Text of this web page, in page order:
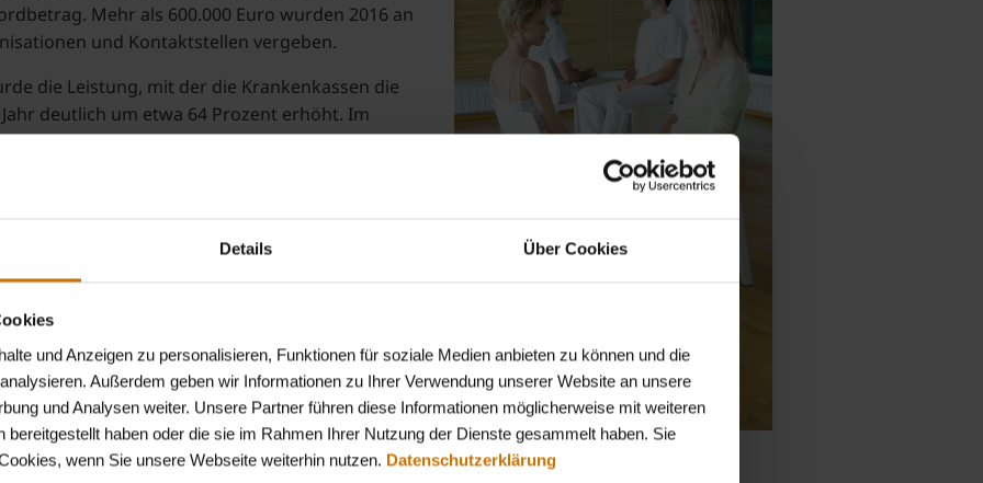
Details Über Cookies
und Anzeigen zu personalisieren, Funktionen für soziale Medien anbieten zu können und die
Außerdem geben wir Informationen zu Ihrer Verwendung unserer Website an unsere
und Analysen weiter. Unsere Partner führen diese Informationen möglicherweise mit weiteren
bereitgestellt haben oder die sie im Rahmen Ihrer Nutzung der Dienste gesammelt haben. Sie
wenn Sie unsere Webseite weiterhin nutzen. Datenschutzerklärung
Foto: BKK Dachverband
Mehr als 600.000 Euro wurden 2016 an
und Kontaktstellen vergeben.
die Leistung, mit der die Krankenkassen die
deutlich um etwa 64 Prozent erhöht. Im
erneut gesteigert. Der Betrag, der dann in die
je Versicherten. Damit würdigen die
meist ehrenamtliche Engagement in diesem
für die Pauschal- und Projektförderung
den gesetzlichen Krankenkassen im Land
Netzwerk Selbsthilfe und Bremerhavener Topf,
sowie unter anderem auf folgender Internetseite:
Selbsthilfe.html
Krankenkassen vom 23.11.20176 (pdf)(PDF)